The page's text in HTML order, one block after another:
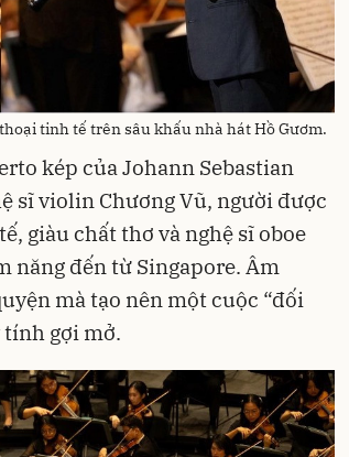
tinh tế trên sâu khấu nhà hát Hồ Gươm.
kép của Johann Sebastian
sĩ violin Chương Vũ, người được
giàu chất thơ và nghệ sĩ oboe
năng đến từ Singapore. Âm
mà tạo nên một cuộc “đối
tính gợi mở.